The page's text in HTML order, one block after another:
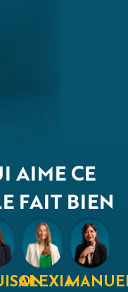
AIME CE
FAIT BIEN
ALEXIA